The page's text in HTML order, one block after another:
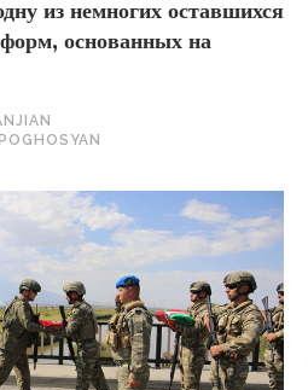
из немногих оставшихся
основанных на